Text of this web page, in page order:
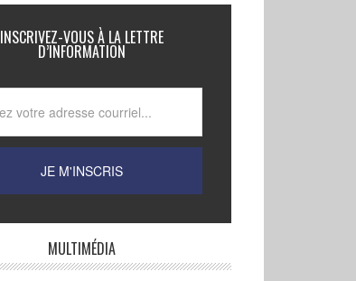
INSCRIVEZ-VOUS À LA LETTRE
D’INFORMATION
MULTIMÉDIA